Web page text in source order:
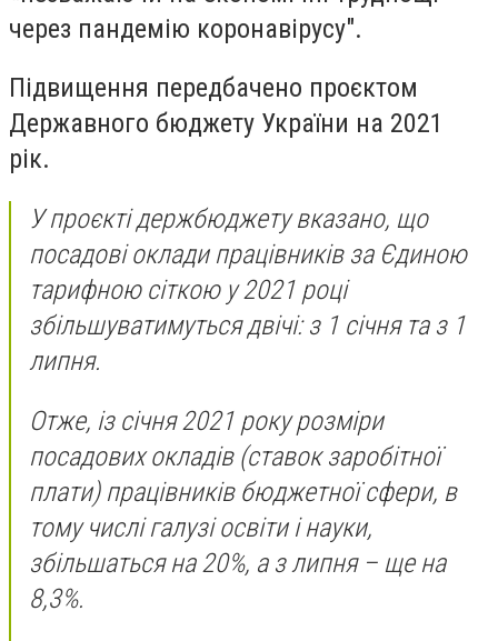
через пандемію коронавірусу".
Підвищення передбачено проєктом
Державного бюджету України на 2021
рік.
У проєкті держбюджету вказано, що
посадові оклади працівників за Єдиною
тарифною сіткою у 2021 році
збільшуватимуться двічі: з 1 січня та з 1
липня.
Отже, із січня 2021 року розміри
посадових окладів (ставок заробітної
плати) працівників бюджетної сфери, в
тому числі галузі освіти і науки,
збільшаться на 20%, а з липня – ще на
8,3%.